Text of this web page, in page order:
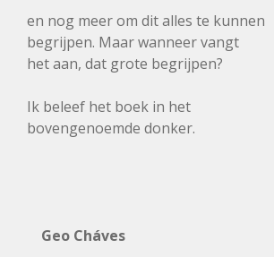
en nog meer om dit alles te kunnen
begrijpen. Maar wanneer vangt
het aan, dat grote begrijpen?
Ik beleef het boek in het
bovengenoemde donker.
Geo Cháves